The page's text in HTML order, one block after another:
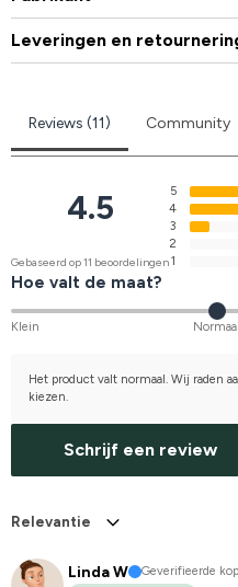
Leveringen en
Reviews (11) Community
4.5
Gebaseerd op 11 beoordelingen
5
4
3
2
1
Hoe valt de maat?
Klein Normaal
Het product valt normaal. Wij raden
kiezen.
Schrijf een review
Relevantie
Linda W
Geverifieerde